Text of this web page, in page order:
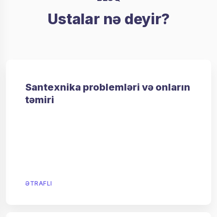
Ustalar nə deyir?
Santexnika problemləri və onların
təmiri
ƏTRAFLI